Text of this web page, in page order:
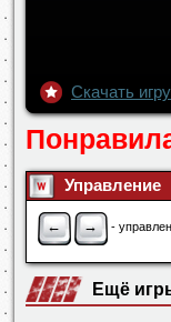
Скачать
Управление
← → -
Ещё